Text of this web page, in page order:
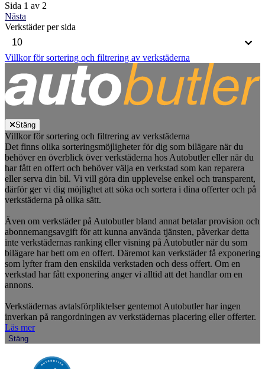
Sida 1 av 2
Nästa
Verkstäder per sida
Villkor för sortering och filtrering av verkstäderna
Stäng
Villkor för sortering och filtrering av verkstäderna
Det finns olika sorteringsmöjligheter för dig som bilägare när du
behöver en överblick över verkstäderna hos Autobutler eller när du
har fått en offert och behöver välja en verkstad som kan reparera
eller serva din bil. Vi vill göra din upplevelse enkel och transparent,
därför ger vi dig möjlighet att söka och sortera i dina offerter och på
verkstäderna på olika sätt.
Även om verkstäder på Autobutler bland annat betalar provision och
abonnemangsavgift för att kunna använda tjänsten, påverkar detta
inte verkstädernas ranking eller visning på Autobutler när du som
bilägare har bett om en offert. Däremot kan verkstäder få exponering
som lyfter fram den enskilda verkstaden och dess offert. Om en
verkstad har fått exponering anger vi alltid att det handlar om en
annons.
Verkstädernas avtalsförpliktelser gentemot Autobutler har ingen
inverkan på rangordningen av verkstädernas placering eller offerter.
Läs mer
Stäng